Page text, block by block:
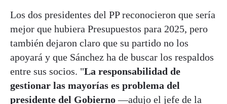
Los dos presidentes del PP reconocieron que sería
mejor que hubiera Presupuestos para 2025, pero
también dejaron claro que su partido no los
apoyará y que Sánchez ha de buscar los respaldos
entre sus socios. "La responsabilidad de
gestionar las mayorías es problema del
presidente del Gobierno—adujo el jefe de la